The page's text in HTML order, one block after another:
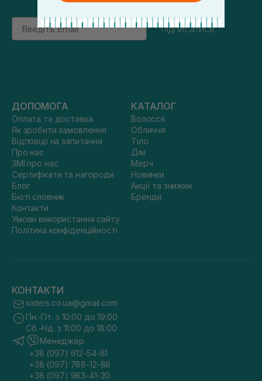
Email
підписатись
ДОПОМОГА
Оплата та доставка
Як зробити замовлення
Відповіді на запитання
Про нас
ЗМІ про нас
Сертифікати та нагороди
Блог
Бюті словник
Контакти
Умови використання сайту
Політика конфіденційності
КАТАЛОГ
Волосся
Обличчя
Тіло
Дім
Мерч
Новинки
Акції та знижки
Бренди
КОНТАКТИ
sisters.co.ua@gmail.com
Пн.-Пт. з 10:00 до 19:00
Сб.-Нд. з 11:00 до 18:00
Менеджер
+38 (097) 612-54-81
+38 (097) 788-12-88
+38 (097) 983-41-20